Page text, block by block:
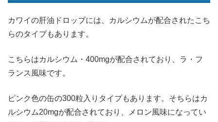
カワイの肝油ドロップには、カルシウムが配合されたこち
らのタイプもあります。
こちらはカルシウム・400mgが配合されており、ラ・フ
ランス風味です。
ピンク色の缶の300粒入りタイプもあります。そちらはカ
ルシウム20mgが配合されており、メロン風味になってい